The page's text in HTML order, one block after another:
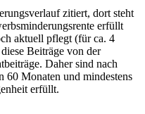
zitiert, dort steht
erfüllt
aktuell pflegt (für ca. 4
Beiträge von der
Daher sind nach
60 Monaten und mindestens
erfüllt.